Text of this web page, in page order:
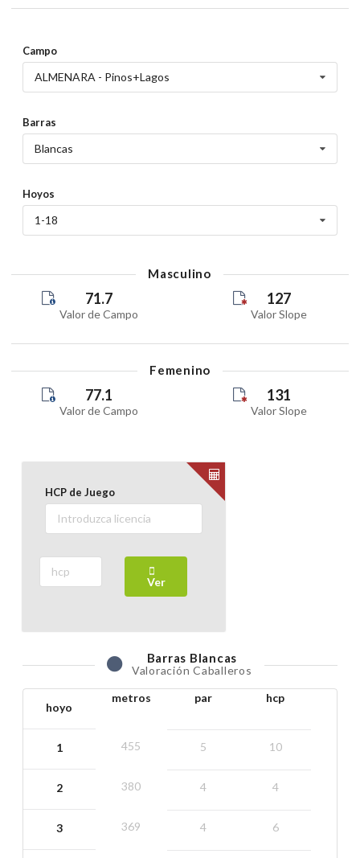
Campo
ALMENARA - Pinos+Lagos
Barras
Blancas
Hoyos
1-18
Masculino
71.7
Valor de Campo
127
Valor Slope
Femenino
77.1
Valor de Campo
131
Valor Slope
HCP de Juego
Ver
Barras Blancas
Valoración Caballeros
hoyo
1
2
3
metros
455
380
369
par
5
4
4
hcp
10
4
6